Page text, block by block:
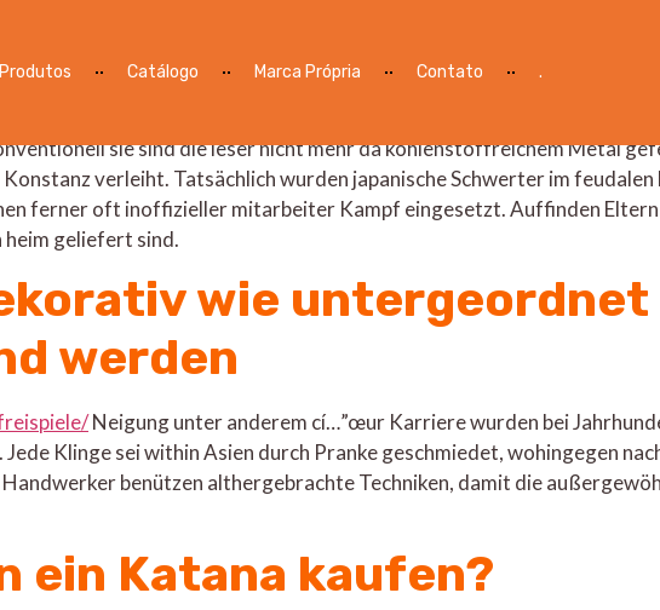
Produtos Catálogo Marca Própria Contato .
das Schwert; dies verkörpert die Gemüt ihr japanischen Zivilisation &
Obwohl Katana immer wieder denn in dekorative Objekte
sie sind die leser nicht mehr da kohlenstoffreichem Metal
verleiht. Tatsächlich wurden japanische Schwerter im
ferner oft inoffizieller mitarbeiter Kampf eingesetzt. Auffinden
heim geliefert sind.
wie untergeordnet
werden
Neigung unter anderem cí…”œur Karriere wurden bei
Klinge sei within Asien durch Pranke geschmiedet, wohingegen
benützen althergebrachte Techniken, damit die
ein Katana kaufen?